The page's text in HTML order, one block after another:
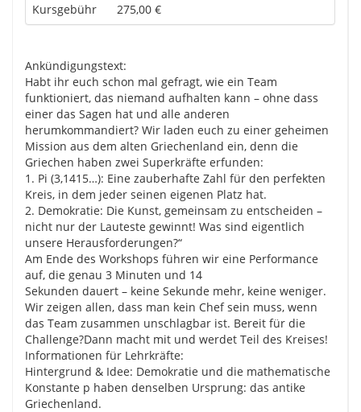
Kursgebühr
275,00 €
Ankündigungstext:
Habt ihr euch schon mal gefragt, wie ein Team
funktioniert, das niemand aufhalten kann – ohne dass
einer das Sagen hat und alle anderen
herumkommandiert? Wir laden euch zu einer geheimen
Mission aus dem alten Griechenland ein, denn die
Griechen haben zwei Superkräfte erfunden:
1. Pi (3,1415…): Eine zauberhafte Zahl für den perfekten
Kreis, in dem jeder seinen eigenen Platz hat.
2. Demokratie: Die Kunst, gemeinsam zu entscheiden –
nicht nur der Lauteste gewinnt! Was sind eigentlich
unsere Herausforderungen?“
Am Ende des Workshops führen wir eine Performance
auf, die genau 3 Minuten und 14
Sekunden dauert – keine Sekunde mehr, keine weniger.
Wir zeigen allen, dass man kein Chef sein muss, wenn
das Team zusammen unschlagbar ist. Bereit für die
Challenge?Dann macht mit und werdet Teil des Kreises!
Informationen für Lehrkräfte:
Hintergrund & Idee: Demokratie und die mathematische
Konstante p haben denselben Ursprung: das antike
Griechenland.